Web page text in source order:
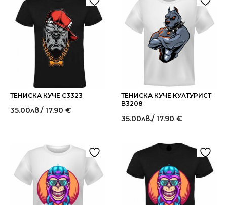
ТЕНИСКА КУЧЕ C3323
35.00лв./ 17.90 €
ТЕНИСКА КУЧЕ КУЛТУРИСТ
B3208
35.00лв./ 17.90 €